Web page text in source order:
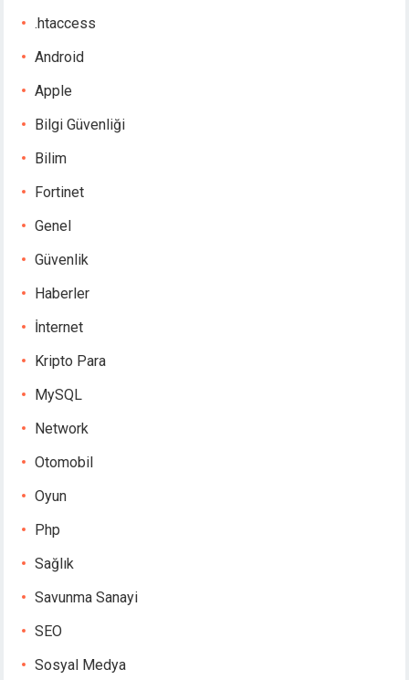
.htaccess
Android
Apple
Bilgi Güvenliği
Bilim
Fortinet
Genel
Güvenlik
Haberler
İnternet
Kripto Para
MySQL
Network
Otomobil
Oyun
Php
Sağlık
Savunma Sanayi
SEO
Sosyal Medya